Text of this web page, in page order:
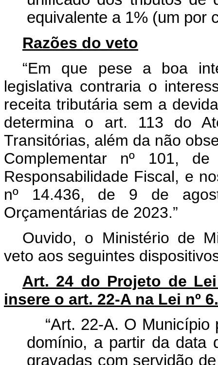
equivalente a 1% (um por
Razões do veto
“Em que pese a boa
legislativa contraria o
receita tributária sem a
determina o art. 113 do
Transitórias, além da não
Complementar nº 101,
Responsabilidade Fiscal, e
nº 14.436, de 9 de
Orçamentárias de 2023.”
Ouvido, o Ministério de
veto aos seguintes
Art. 24 do Projeto de
insere o art. 22-A na Lei nº
“Art. 22-A. O
domínio, a partir da data
gravadas com servidão